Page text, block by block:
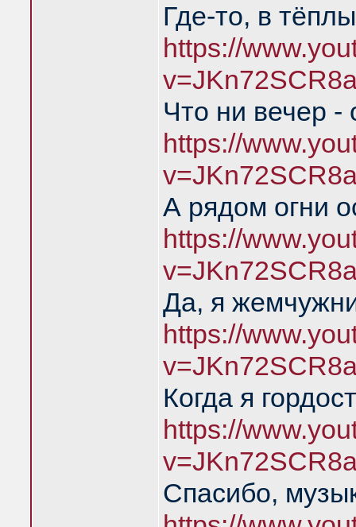
Где-то, в
https://
Что ни вечер -
https://
А рядом огни
https://
Да, я
https://
Когда я
https://
Спасибо,